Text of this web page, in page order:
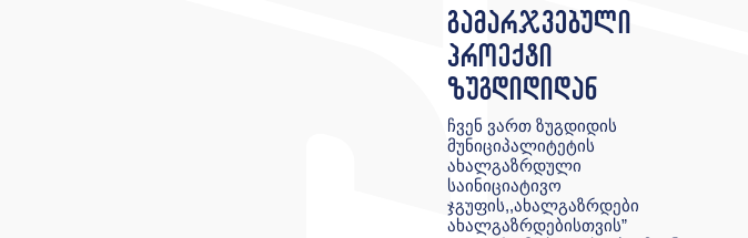
გამარჯვებული
პროექტი
ზუგდიდიდან
ჩვენ ვართ ზუგდიდის
მუნიციპალიტეტის
ახალგაზრდული
საინიციატივო
ჯგუფის,,ახალგაზრდები
ახალგაზრდებისთვის”